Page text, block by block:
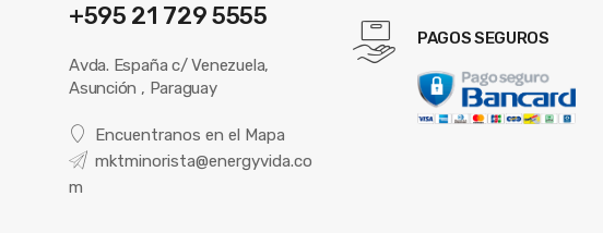
+595 21 729 5555
Avda. España c/ Venezuela,
Asunción , Paraguay
Encuentranos en el Mapa
mktminorista@energyvida.co
m
PAGOS SEGUROS